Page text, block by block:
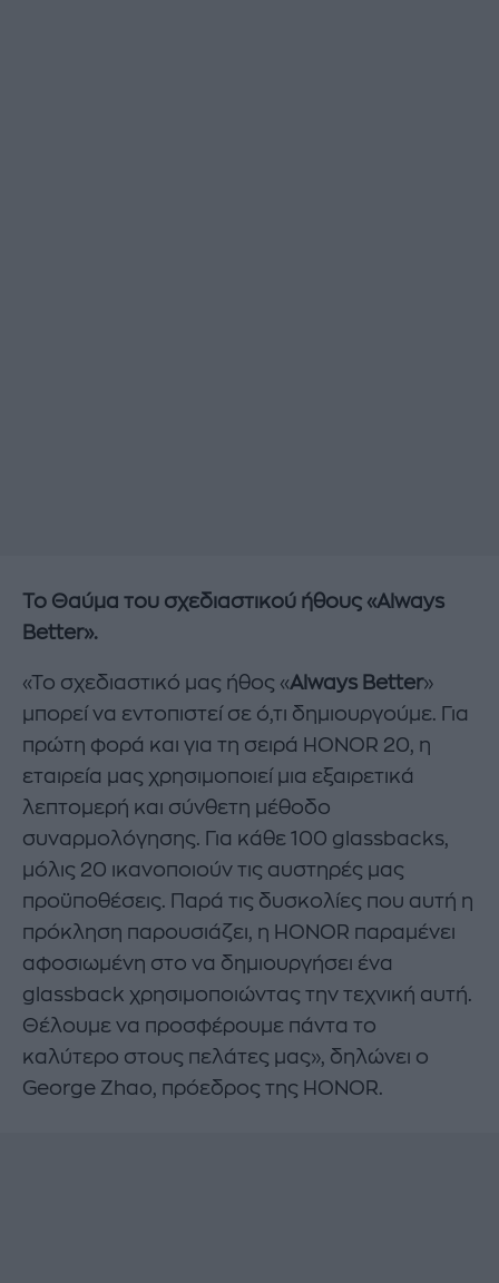
Το Θαύμα του σχεδιαστικού ήθους «Always
Better».
«Το σχεδιαστικό μας ήθος «Always Better»
μπορεί να εντοπιστεί σε ό,τι δημιουργούμε. Για
πρώτη φορά και για τη σειρά HONOR 20, η
εταιρεία μας χρησιμοποιεί μια εξαιρετικά
λεπτομερή και σύνθετη μέθοδο
συναρμολόγησης. Για κάθε 100 glassbacks,
μόλις 20 ικανοποιούν τις αυστηρές μας
προϋποθέσεις. Παρά τις δυσκολίες που αυτή η
πρόκληση παρουσιάζει, η HONOR παραμένει
αφοσιωμένη στο να δημιουργήσει ένα
glassback χρησιμοποιώντας την τεχνική αυτή.
Θέλουμε να προσφέρουμε πάντα το
καλύτερο στους πελάτες μας», δηλώνει ο
George Zhao, πρόεδρος της HONOR.